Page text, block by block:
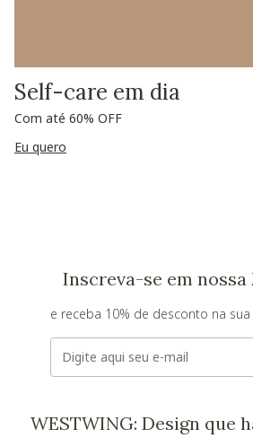
Self-care em dia
Com até 60% OFF
Eu quero
Inscreva-se em nossa
e receba 10% de desconto na
E-mail
WESTWING: Design que